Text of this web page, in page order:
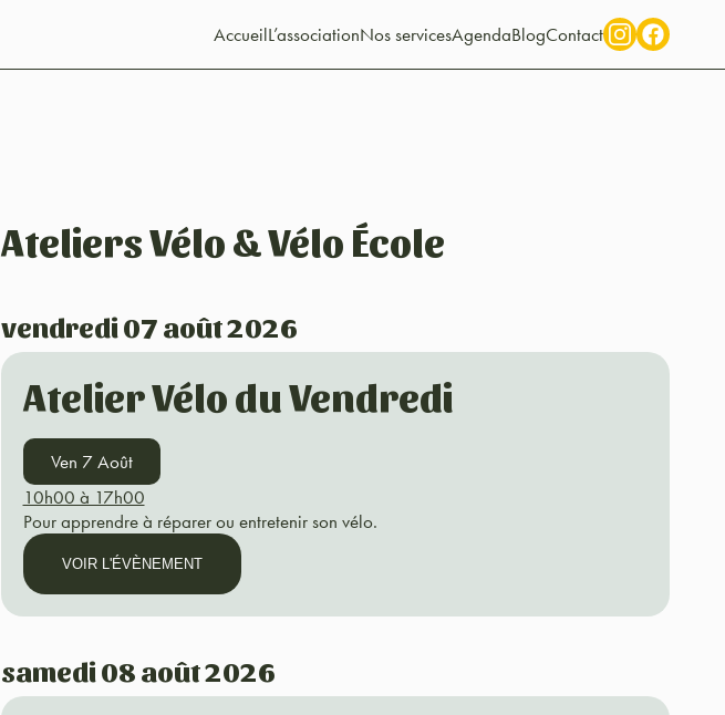
AccueilL’associationNos servicesAgendaBlogContact
Ateliers Vélo & Vélo École
vendredi 07 août 2026
Atelier Vélo du Vendredi
Ven 7 Août
10h00 à 17h00
Pour apprendre à réparer ou entretenir son vélo.
VOIR L'ÉVÈNEMENT
samedi 08 août 2026